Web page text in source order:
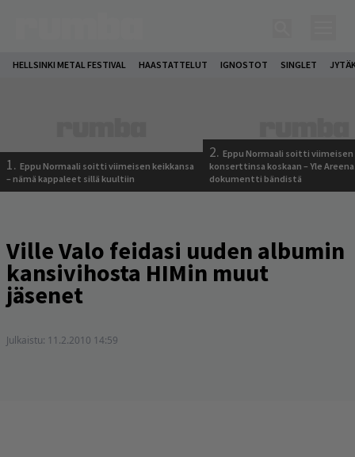
HELLSINKI METAL FESTIVAL HAASTATTELUT IGNOSTOT SINGLET
1. Eppu Normaali soitti viimeisen keikkansa
– nämä kappaleet sillä kuultiin
2. Eppu Normaali soitti viimeisen
konserttinsa koskaan – Yle
dokumentti bändistä
Ville Valo feidasi uuden albumin
kansivihosta HIMin muut
jäsenet
Julkaistu: 11.2.2010 14:59